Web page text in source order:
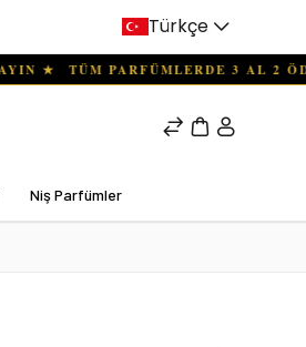
Türkçe
Niş Parfümler